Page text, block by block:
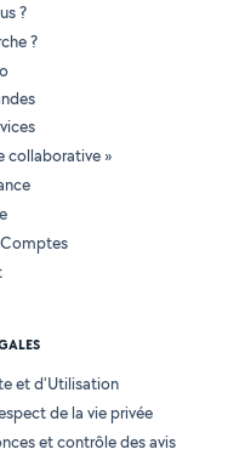
?
?
collaborative »
et d'Utilisation
de la vie privée
et contrôle des avis